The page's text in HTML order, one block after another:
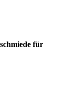
für